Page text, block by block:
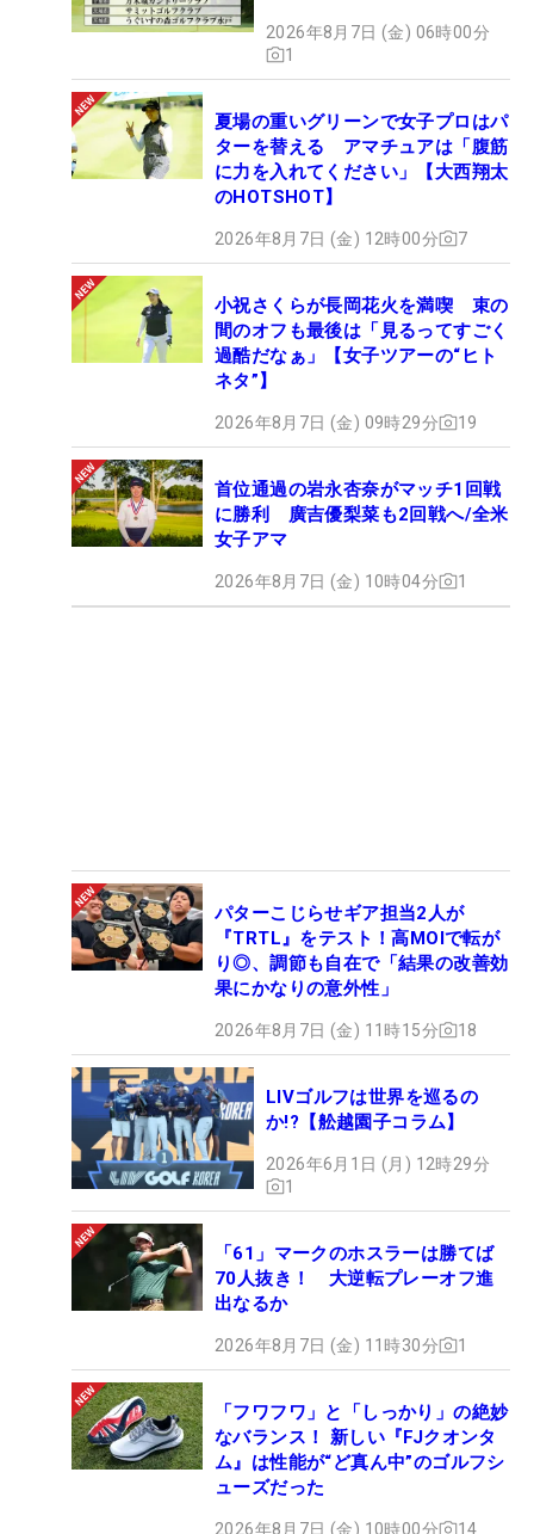
2026年8月7日 (金) 06時00分
1
夏場の重いグリーンで女子プロはパ
ターを替える アマチュアは「腹筋
に力を入れてください」【大西翔太
のHOTSHOT】
2026年8月7日 (金) 12時00分 7
小祝さくらが長岡花火を満喫 束の
間のオフも最後は「見るってすごく
過酷だなぁ」【女子ツアーの“ヒト
ネタ”】
2026年8月7日 (金) 09時29分 19
首位通過の岩永杏奈がマッチ1回戦
に勝利 廣吉優梨菜も2回戦へ/全米
女子アマ
2026年8月7日 (金) 10時04分 1
パターこじらせギア担当2人が
『TRTL』をテスト！高MOIで転が
り◎、調節も自在で「結果の改善効
果にかなりの意外性」
2026年8月7日 (金) 11時15分 18
LIVゴルフは世界を巡るの
か!?【舩越園子コラム】
2026年6月1日 (月) 12時29分
1
「61」マークのホスラーは勝てば
70人抜き！ 大逆転プレーオフ進
出なるか
2026年8月7日 (金) 11時30分 1
「フワフワ」と「しっかり」の絶妙
なバランス！ 新しい『FJクオンタ
ム』は性能が“ど真ん中”のゴルフシ
ューズだった
2026年8月7日 (金) 10時00分 14